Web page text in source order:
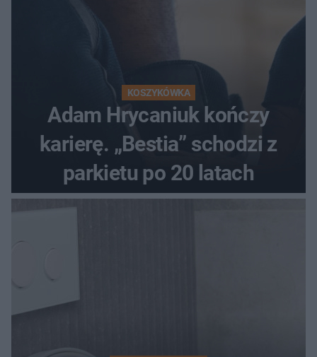
KOSZYKÓWKA
Adam Hrycaniuk kończy
karierę. „Bestia” schodzi z
parkietu po 20 latach